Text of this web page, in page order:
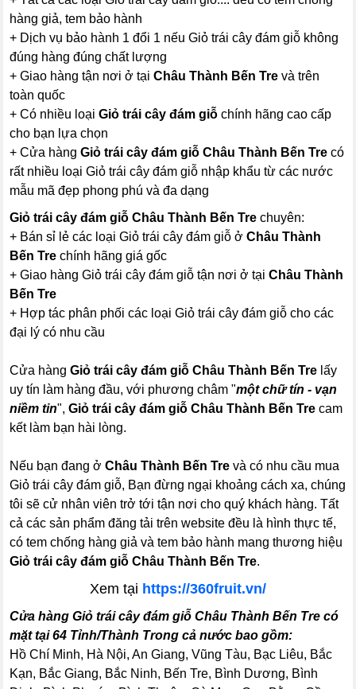
hàng giả, tem bảo hành
+ Dịch vụ bảo hành 1 đổi 1 nếu Giỏ trái cây đám giỗ không
đúng hàng đúng chất lượng
+ Giao hàng tận nơi ở tạiChâu Thành Bến Tre và trên
toàn quốc
+ Có nhiều loạiGiỏ trái cây đám giỗ chính hãng cao cấp
cho bạn lựa chọn
+ Cửa hàngGiỏ trái cây đám giỗ Châu Thành Bến Tre có
rất nhiều loại Giỏ trái cây đám giỗ nhập khẩu từ các nước
mẫu mã đẹp phong phú và đa dạng
Giỏ trái cây đám giỗ Châu Thành Bến Trechuyên:
+ Bán sỉ lẻ các loại Giỏ trái cây đám giỗ ởChâu Thành
Bến Tre chính hãng giá gốc
+ Giao hàng Giỏ trái cây đám giỗ tận nơi ở tạiChâu Thành
Bến Tre
+ Hợp tác phân phối các loại Giỏ trái cây đám giỗ cho các
đại lý có nhu cầu
Cửa hàngGiỏ trái cây đám giỗ Châu Thành Bến Tre lấy
uy tín làm hàng đầu, với phương châm "một chữ tín - vạn
niềm tin",Giỏ trái cây đám giỗ Châu Thành Bến Tre cam
kết làm bạn hài lòng.
Nếu bạn đang ởChâu Thành Bến Tre và có nhu cầu mua
Giỏ trái cây đám giỗ, Bạn đừng ngại khoảng cách xa, chúng
tôi sẽ cử nhân viên trở tới tận nơi cho quý khách hàng. Tất
cả các sản phẩm đăng tải trên website đều là hình thực tế,
có tem chống hàng giả và tem bảo hành mang thương hiệu
Giỏ trái cây đám giỗ Châu Thành Bến Tre.
Xem tại https://360fruit.vn/
Cửa hàng Giỏ trái cây đám giỗ Châu Thành Bến Tre có
mặt tại 64 Tỉnh/Thành Trong cả nước bao gồm:
Hồ Chí Minh, Hà Nội, An Giang, Vũng Tàu, Bạc Liêu, Bắc
Kạn, Bắc Giang, Bắc Ninh, Bến Tre, Bình Dương, Bình